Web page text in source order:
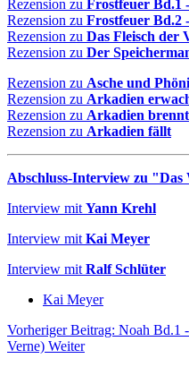
Rezension zu Frostfeuer Bd.1
Rezension zu Frostfeuer Bd.2
Rezension zu Das Fleisch der
Rezension zu Der
Rezension zu Asche und
Rezension zu Arkadien
Rezension zu Arkadien brennt
Rezension zu Arkadien fällt
Abschluss-Interview zu "Das
Interview mit Yann Krehl
Interview mit Kai Meyer
Interview mit Ralf Schlüter
Kai Meyer
Vorheriger Beitrag: Noah Bd.1
Verne) Weiter